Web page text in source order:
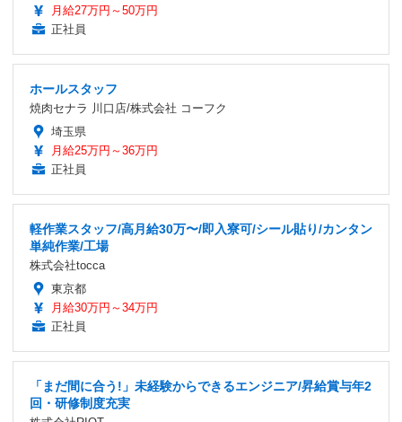
月給27万円～50万円
正社員
ホールスタッフ
焼肉セナラ 川口店/株式会社 コーフク
埼玉県
月給25万円～36万円
正社員
軽作業スタッフ/高月給30万〜/即入寮可/シール貼り/カンタン
単純作業/工場
株式会社tocca
東京都
月給30万円～34万円
正社員
「まだ間に合う!」未経験からできるエンジニア/昇給賞与年2
回・研修制度充実